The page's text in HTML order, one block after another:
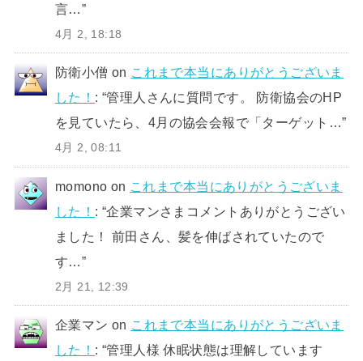
言…”
4月 2, 18:18
防衛小僧 on これまで本当にありがとうございま
した！ : “管理人さんに質問です。 防衛協会のHP
を見ていたら、4月の協会会報で「ターゲット…”
4月 2, 08:11
momono on これまで本当にありがとうございま
した！ : “企業マンさまコメントありがとうござい
ました！ 前田さん、髪を伸ばされていたので
す…”
2月 21, 12:39
企業マン on これまで本当にありがとうございま
した！ : “管理人様 休眠状態は理解しています